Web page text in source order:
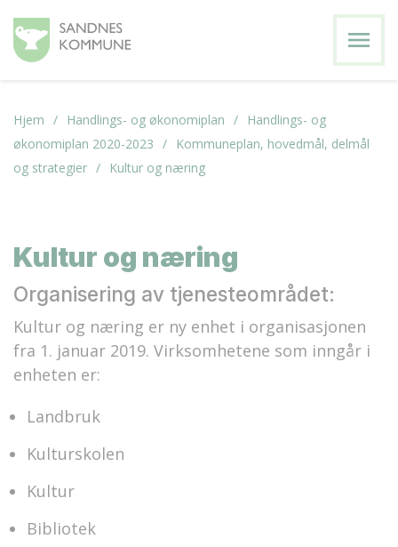
menu
Hjem Handlings- og økonomiplan
Handlings- og
økonomiplan 2020-2023
Kommuneplan, hovedmål, delmål
og strategier
Kultur og næring
Kultur og næring
Organisering av tjenesteområdet:
Kultur og næring er ny enhet i organisasjonen
fra 1. januar 2019. Virksomhetene som inngår i
enheten er:
Landbruk
Kulturskolen
Kultur
Bibliotek